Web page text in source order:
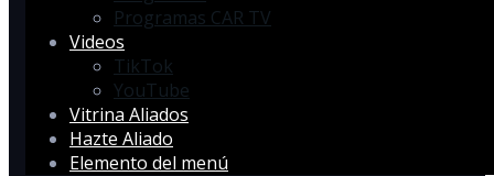
Programas CAR TV
Videos
TikTok
YouTube
Vitrina Aliados
Hazte Aliado
Elemento del menú